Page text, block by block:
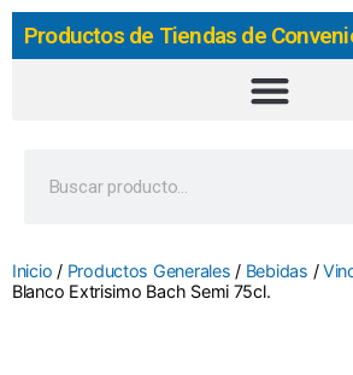
Productos de Tiendas de
Inicio / Productos Generales / Bebidas /
Blanco Extrisimo Bach Semi 75cl.